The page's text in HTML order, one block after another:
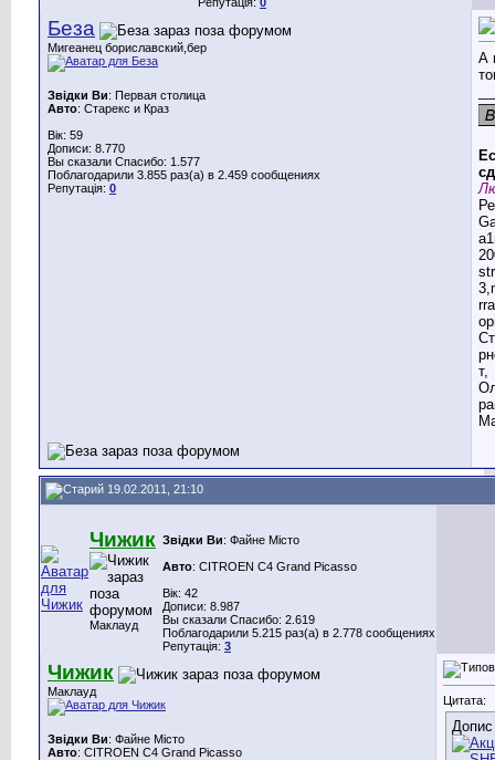
Беза
Мигеанец бориславский,бер
Звідки Ви: Первая столица
Авто: Старекс и Краз
Вік: 59
Дописи: 8.770
Вы сказали Спасибо: 1.577
Поблагодарили 3.855 раз(а) в 2.459 сообщениях
Репутація: 0
А
т,
19.02.2011, 21:10
Чижик
Маклауд
Звідки Ви: Файне Місто
Авто: CITROEN C4 Grand Picasso
Вік: 42
Дописи: 8.987
Вы сказали Спасибо: 2.619
Поблагодарили 5.215 раз(а) в 2.778 сообщениях
Репутація: 3
Чижик
Маклауд
Звідки Ви: Файне Місто
Авто: CITROEN C4 Grand Picasso
Цитата: